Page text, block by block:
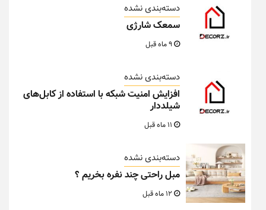
دسته‌بندی نشده
سمعک شارژی
دسته‌بندی نشده
افزایش امنیت شبکه با استفاده از کابل‌های
شیلددار
دسته‌بندی نشده
مبل راحتی چند نفره بخریم ؟